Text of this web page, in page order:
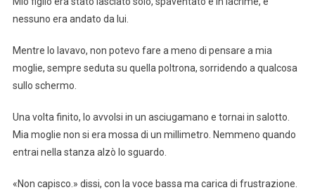
nessuno era andato da lui.
Mentre lo lavavo, non potevo fare a meno di pensare a mia
moglie, sempre seduta su quella poltrona, sorridendo a qualcosa
sullo schermo.
Una volta finito, lo avvolsi in un asciugamano e tornai in salotto.
Mia moglie non si era mossa di un millimetro. Nemmeno quando
entrai nella stanza alzò lo sguardo.
«Non capisco.» dissi, con la voce bassa ma carica di frustrazione.